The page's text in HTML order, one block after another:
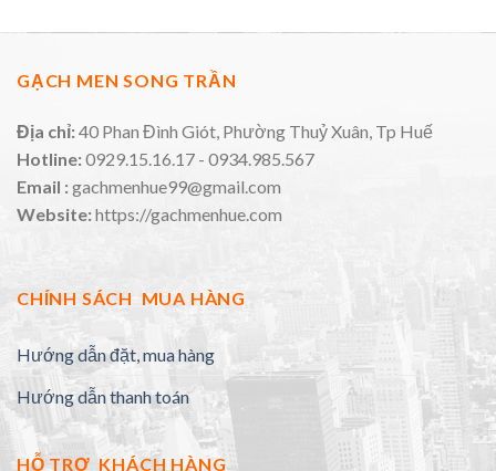
GẠCH MEN SONG TRẦN
Địa chỉ:40 Phan Đình Giót, Phường Thuỷ Xuân, Tp Huế
Hotline:0929.15.16.17 - 0934.985.567
Email :gachmenhue99@gmail.com
Website:https://gachmenhue.com
CHÍNH SÁCH MUA HÀNG
Hướng dẫn đặt, mua hàng
Hướng dẫn thanh toán
HỖ TRỢ KHÁCH HÀNG